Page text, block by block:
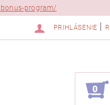
program/
PRIHLÁSENIE
0